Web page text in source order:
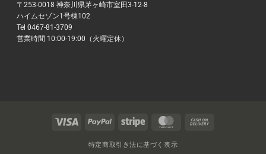
〒253-0018 神奈川県茅ヶ崎市室田3-12-8
ハイムセゾン1号棟102
Tel 0467-81-3709
営業時間 10:00-19:00（火曜定休）
Visa PayPal Stripe MasterCard
特定商取引き法に基づく表示